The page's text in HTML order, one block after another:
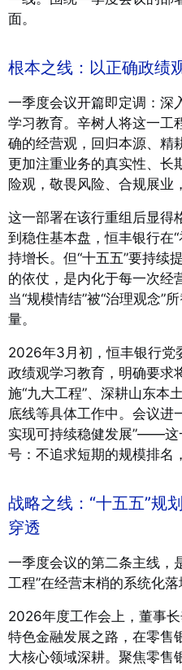
面。
根本之线：以正确政绩
一季度会议开篇即定调：深
学习教育。辛树人将这一工
确的经营观，回归本源、精
更加注重业务的真实性、长
险观，敬畏风险、合规展业
这一部署在该行重组后显得
到稳住基本盘，恒丰银行在
持增长。但“十五五”要持续
的依仗，是内化于每一次经
当“规模情结”被“治理观念”
量。
2026年3月初，恒丰银行党
政绩观学习教育，明确要求
施“九大工程”、深耕山东本
底线等具体工作中。会议进
实现可持续稳健发展”——这
号：不追求短期的规模排名
战略之线：“十五五”规
穿透
一季度会议的第二条主线，
工程”在经营末梢的系统化落
2026年度工作会上，董事
特色金融发展之路，在零售
大核心领域深耕。聚焦零售